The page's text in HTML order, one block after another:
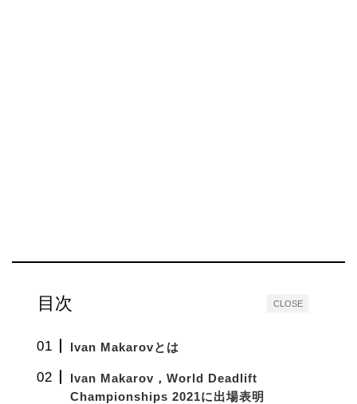
CLOSE
目次
Ivan Makarovとは
Ivan Makarov，World Deadlift
Championships 2021に出場表明